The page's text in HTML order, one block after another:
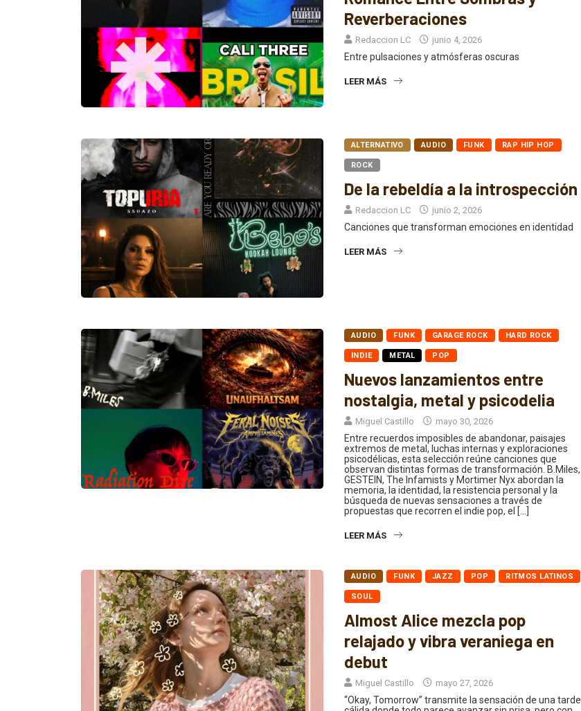
Reverberaciones
Redaccion LC junio 4, 2026
Entre pulsaciones y atmósferas oscuras
LEER MÁS
ALTERNATIVO AUDIO FUNK RAP HIP HOP
ROCK
De la rebeldía a la introspección
Redaccion LC junio 2, 2026
Canciones que transforman emociones en identidad
LEER MÁS
AUDIO FUNK GARAGE ROCK HARD ROCK
INDIE METAL POP
Nuevos lanzamientos entre
nostalgia, metal y psicodelia
Miguel Castillo mayo 30, 2026
Entre recuerdos imposibles de abandonar, paisajes
extremos de metal, luchas internas y exploraciones
psicodélicas, esta selección reúne canciones que
observan distintas formas de transformación. B.Miles,
GESTEIN, The Infamists y Mortimer Nyx abordan la
memoria, la identidad, la resistencia personal y la
búsqueda de nuevas sensaciones a través de
propuestas que recorren el indie pop, el […]
LEER MÁS
AUDIO FUNK JAZZ POP RITMOS LATINOS
SOUL
Almost Alice mezcla pop
relajado y vibra veraniega en
debut
Miguel Castillo mayo 27, 2026
“Okay, Tomorrow” transmite la sensación de una tarde